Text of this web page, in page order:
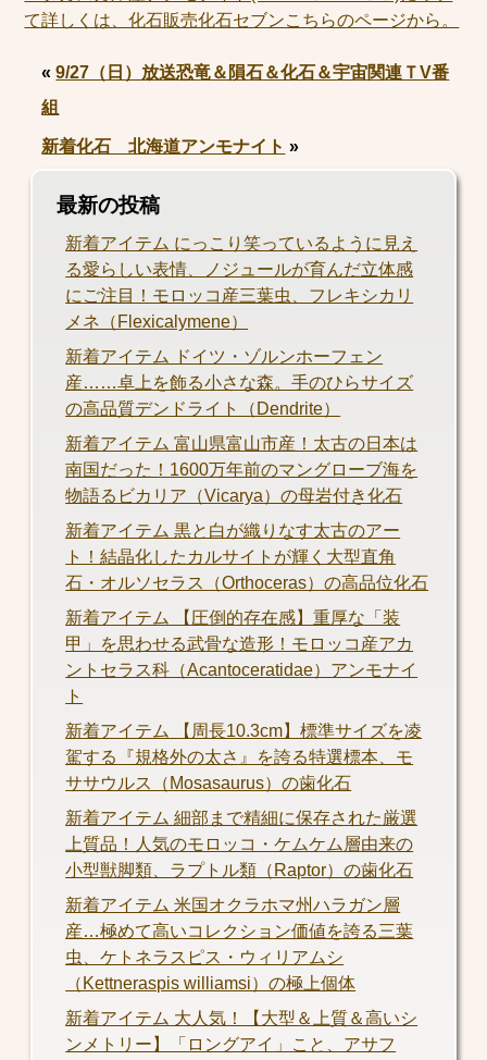
て詳しくは、化石販売化石セブンこちらのページから。
«9/27（日）放送恐竜＆隕石＆化石＆宇宙関連ＴV番
組
新着化石 北海道アンモナイト »
最新の投稿
新着アイテム にっこり笑っているように見え
る愛らしい表情、ノジュールが育んだ立体感
にご注目！モロッコ産三葉虫、フレキシカリ
メネ（Flexicalymene）
新着アイテム ドイツ・ゾルンホーフェン
産……卓上を飾る小さな森。手のひらサイズ
の高品質デンドライト（Dendrite）
新着アイテム 富山県富山市産！太古の日本は
南国だった！1600万年前のマングローブ海を
物語るビカリア（Vicarya）の母岩付き化石
新着アイテム 黒と白が織りなす太古のアー
ト！結晶化したカルサイトが輝く大型直角
石・オルソセラス（Orthoceras）の高品位化石
新着アイテム 【圧倒的存在感】重厚な「装
甲」を思わせる武骨な造形！モロッコ産アカ
ントセラス科（Acantoceratidae）アンモナイ
ト
新着アイテム 【周長10.3cm】標準サイズを凌
駕する『規格外の太さ』を誇る特選標本、モ
ササウルス（Mosasaurus）の歯化石
新着アイテム 細部まで精細に保存された厳選
上質品！人気のモロッコ・ケムケム層由来の
小型獣脚類、ラプトル類（Raptor）の歯化石
新着アイテム 米国オクラホマ州ハラガン層
産…極めて高いコレクション価値を誇る三葉
虫、ケトネラスピス・ウィリアムシ
（Kettneraspis williamsi）の極上個体
新着アイテム 大人気！【大型＆上質＆高いシ
ンメトリー】「ロングアイ」こと、アサフ